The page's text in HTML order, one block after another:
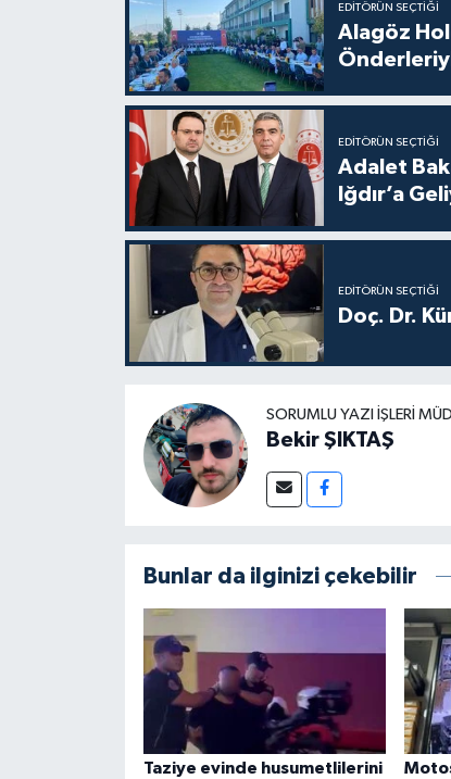
EDITÖRÜN SEÇTIĞI
Alagöz
EDITÖRÜN SEÇTIĞI
Adalet
Iğdır’a
EDITÖRÜN SEÇTIĞI
Doç. Dr.
SORUMLU YAZI İŞLERI
Bekir ŞIKTAŞ
Bunlar da ilginizi çekebilir
Taziye evinde husumetlilerini